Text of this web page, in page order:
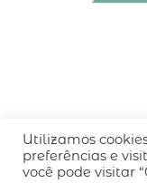
QUEM
Utilizamos
preferências e
você pode visitar